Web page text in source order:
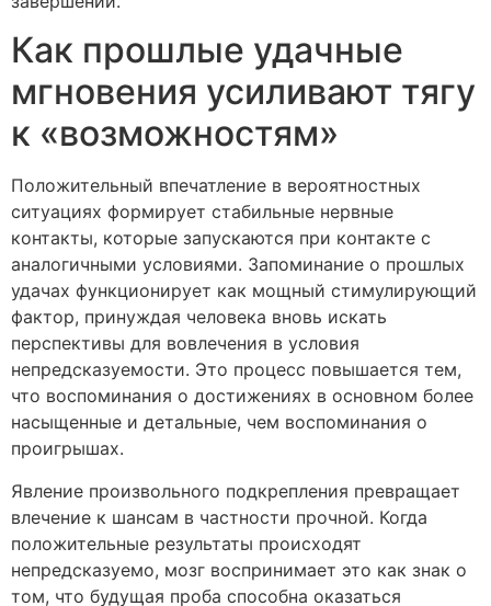
Как прошлые удачные
мгновения усиливают тягу
к «возможностям»
Положительный впечатление в вероятностных
ситуациях формирует стабильные нервные
контакты, которые запускаются при контакте с
аналогичными условиями. Запоминание о прошлых
удачах функционирует как мощный стимулирующий
фактор, принуждая человека вновь искать
перспективы для вовлечения в условия
непредсказуемости. Это процесс повышается тем,
что воспоминания о достижениях в основном более
насыщенные и детальные, чем воспоминания о
проигрышах.
Явление произвольного подкрепления превращает
влечение к шансам в частности прочной. Когда
положительные результаты происходят
непредсказуемо, мозг воспринимает это как знак о
том, что будущая проба способна оказаться